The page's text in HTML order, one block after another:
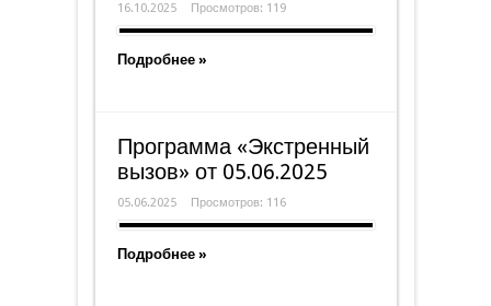
16.10.2025 Просмотров: 119
Подробнее »
Программа «Экстренный
вызов» от 05.06.2025
05.06.2025 Просмотров: 116
Подробнее »